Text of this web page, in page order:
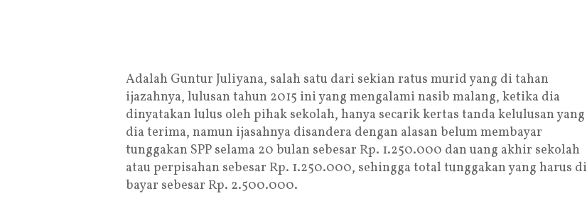
Adalah Guntur Juliyana, salah satu dari sekian ratus murid yang di tahan
ijazahnya, lulusan tahun 2015 ini yang mengalami nasib malang, ketika dia
dinyatakan lulus oleh pihak sekolah, hanya secarik kertas tanda kelulusan yang
dia terima, namun ijasahnya disandera dengan alasan belum membayar
tunggakan SPP selama 20 bulan sebesar Rp. 1.250.000 dan uang akhir sekolah
atau perpisahan sebesar Rp. 1.250.000, sehingga total tunggakan yang harus di
bayar sebesar Rp. 2.500.000.